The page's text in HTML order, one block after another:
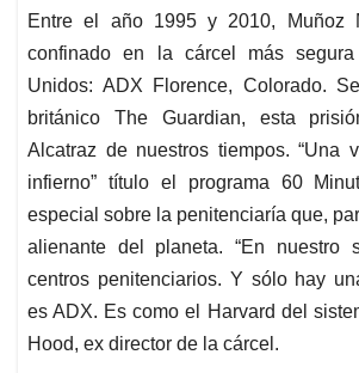
Entre el año 1995 y 2010, Muñoz
confinado en la cárcel más
Unidos: ADX Florence, Colorado.
británico The Guardian, esta
Alcatraz de nuestros tiempos. “Una
infierno” título el programa 60
especial sobre la penitenciaría que,
alienante del planeta. “En nuestro
centros penitenciarios. Y sólo hay
es ADX. Es como el Harvard del
Hood, ex director de la cárcel.